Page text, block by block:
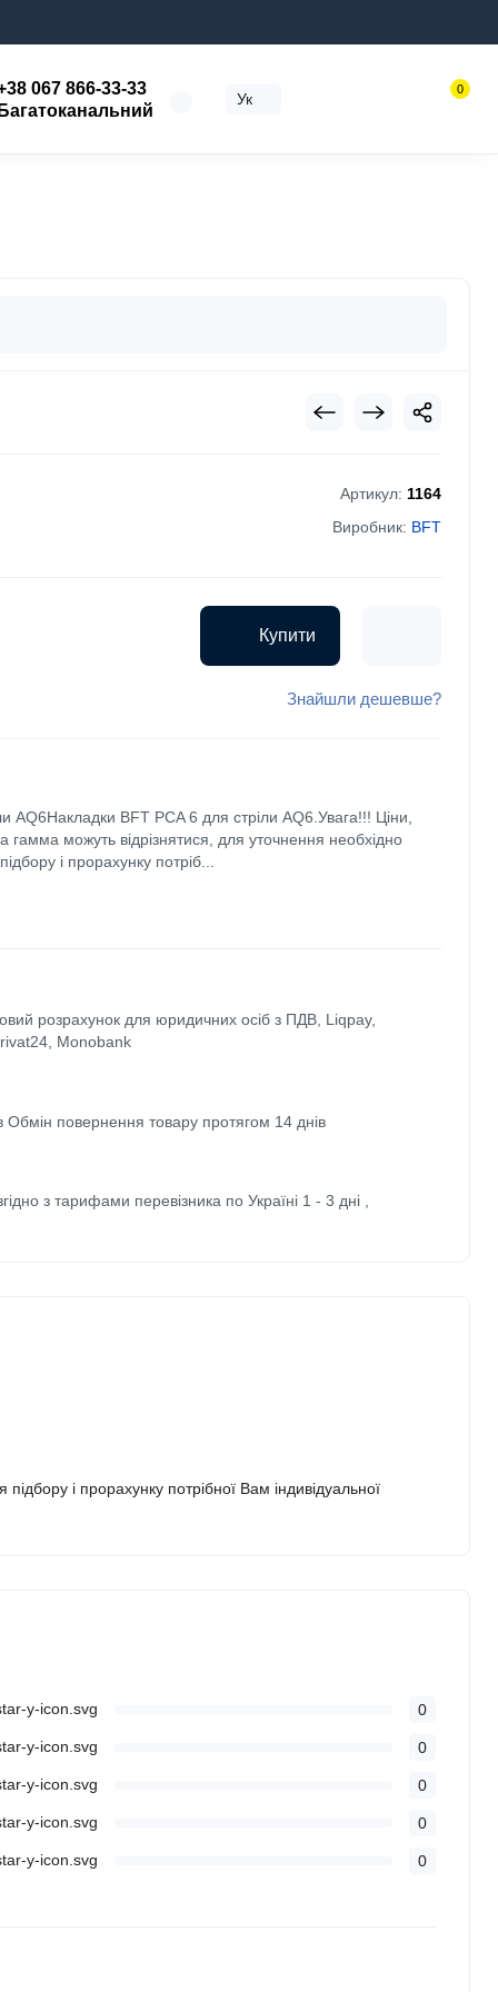
067 866-33-33
Багатоканальний
Ук
0
Артикул: 1164
Виробник: BFT
Купити
Знайшли дешевше?
AQ6Накладки BFT PCA 6 для стріли AQ6.Увага!!! Ціни,
гамма можуть відрізнятися, для уточнення необхідно
і прорахунку потріб...
розрахунок для юридичних осіб з ПДВ, Liqpay,
Monobank
Обмін повернення товару протягом 14 днів
з тарифами перевізника по Україні 1 - 3 дні ,
і прорахунку потрібної Вам індивідуальної
0
0
0
0
0